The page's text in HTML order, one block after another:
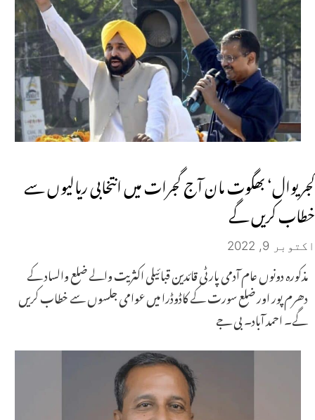
کجریوال‘ بھگوت مان آج گجرات میں انتخابی ریالیوں سے
خطاب کریں گے
اکتوبر 9, 2022
مذکورہ دونوں عام آدمی پارٹی قائدین قبائیلی اکثریت والے ضلع والساد کے
دھرم پور اور ضلع سورت کے کاڈوڈرا میں عوامی جلسوں سے خطاب کریں
گے۔ احمد آباد۔ بی جے